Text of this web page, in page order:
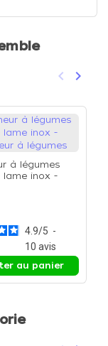
Précédent
keyboard_arrow_left keyboard_arrow_right
à légumes
lame inox -
4.9/5 -
10 avis
au panier